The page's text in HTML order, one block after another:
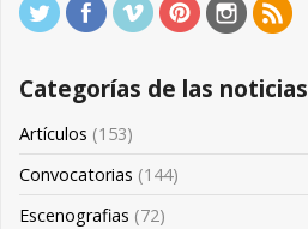
Categorías de las noticias
Artículos (153)
Convocatorias (144)
Escenografias (72)